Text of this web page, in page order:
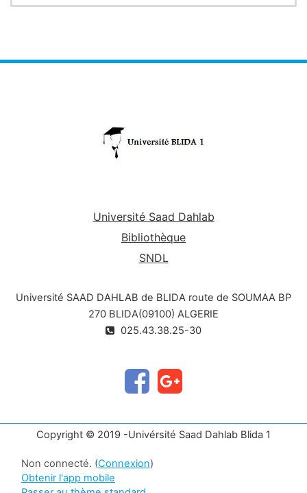
bodies (IANOR, ALGERAC).
A final part of the course deals with international
Université Saad Dahlab
Bibliothèque
SNDL
Université SAAD DAHLAB de BLIDA route de SOUMAA BP
270 BLIDA(09100) ALGERIE
025.43.38.25-30
Copyright © 2019 -Univérsité Saad Dahlab Blida 1
Non connecté. (Connexion)
Obtenir l'app mobile